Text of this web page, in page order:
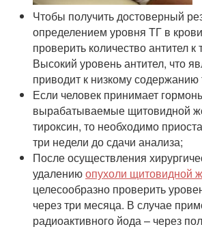
Чтобы получить достоверный
определением уровня ТГ в
проверить количество антител к
Высокий уровень антител, что
приводит к низкому содержанию
Если человек принимает
вырабатываемые щитовидной
тироксин, то необходимо
три недели до сдачи анализа;
После осуществления
удалениюопухоли щитовидной
целесообразно проверить
через три месяца. В случае
радиоактивного йода – через